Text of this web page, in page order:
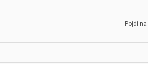
Pojdi na